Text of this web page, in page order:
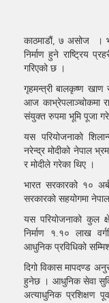
काठमाडौं, ७ असोज ।
निर्माण हुने राष्ट्रिय
गरिएको छ ।
गृहमन्त्री बालकृष्ण खाण
आज काभ्रेपलाञ्चोकमा
संयुक्त रुपमा भूमि पूजा
यस परियोजनाको
नरेन्द्र मोदीको नेपाल
र मोदीले गरेका थिए ।
भारत सरकारको १०
सरकारको सहयोगमा
यस परियोजनाको कुल
निर्माण १.१० लाख
आधुनिक प्रविधिको
दिगो विकास मापदण्ड
हुनेछ । आधुनिक सेवा
अत्याधुनिक प्रशिक्षण